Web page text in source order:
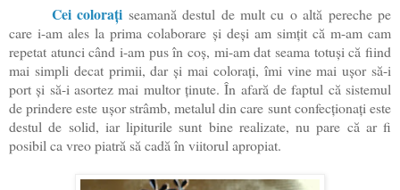
Cei colorați seamană destul de mult cu o altă pereche pe
care i-am ales la prima colaborare și deși am simțit că m-am cam
repetat atunci când i-am pus în coș, mi-am dat seama totuși că fiind
mai simpli decat primii, dar și mai colorați, îmi vine mai ușor să-i
port și să-i asortez mai multor ținute. În afară de faptul că sistemul
de prindere este ușor strâmb, metalul din care sunt confecționați este
destul de solid, iar lipiturile sunt bine realizate, nu pare că ar fi
posibil ca vreo piatră să cadă în viitorul apropiat.